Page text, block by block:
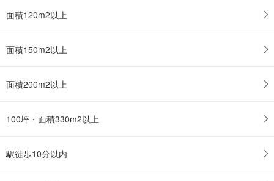
面積120m2以上
面積150m2以上
面積200m2以上
100坪・面積330m2以上
駅徒歩10分以内